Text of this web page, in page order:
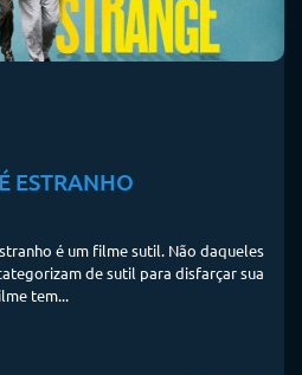
ESTRANHO
é um filme sutil. Não daqueles
de sutil para disfarçar sua
tem...